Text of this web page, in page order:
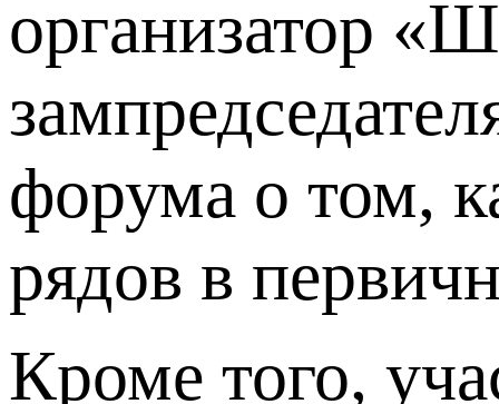
организатор
форума о том,
рядов в
Кроме того,